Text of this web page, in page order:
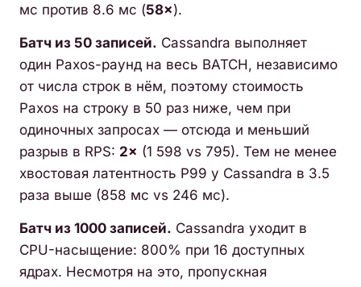
мс против 8.6 мс (58×).
Батч из 50 записей. Cassandra выполняет
один Paxos-раунд на весь BATCH, независимо
от числа строк в нём, поэтому стоимость
Paxos на строку в 50 раз ниже, чем при
одиночных запросах — отсюда и меньший
разрыв в RPS: 2× (1 598 vs 795). Тем не менее
хвостовая латентность P99 у Cassandra в 3.5
раза выше (858 мс vs 246 мс).
Батч из 1000 записей. Cassandra уходит в
CPU-насыщение: 800% при 16 доступных
ядрах. Несмотря на это, пропускная